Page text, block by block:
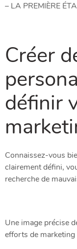
– LA PREMIÈRE
Créer
définir
Connaissez-vous
clairement défini,
recherche de
Une image précise
efforts de marketing